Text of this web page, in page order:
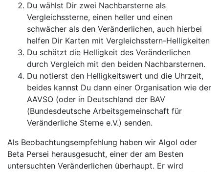
Du wählst Dir zwei Nachbarsterne als
Vergleichssterne, einen heller und einen
schwächer als den Veränderlichen, auch hierbei
helfen Dir Karten mit Vergleichsstern-Helligkeiten
Du schätzt die Helligkeit des Veränderlichen
durch Vergleich mit den beiden Nachbarsternen.
Du notierst den Helligkeitswert und die Uhrzeit,
beides kannst Du dann einer Organisation wie der
AAVSO (oder in Deutschland der BAV
(Bundesdeutsche Arbeitsgemeinschaft für
Veränderliche Sterne e.V.) senden.
Als Beobachtungsempfehlung haben wir Algol oder
Beta Persei herausgesucht, einer der am Besten
untersuchten Veränderlichen überhaupt. Er wird